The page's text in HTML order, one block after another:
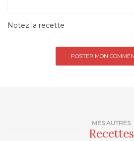
MES AUTRES
Recettes
Notez la recette